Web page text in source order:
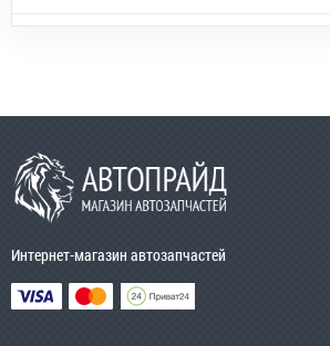
Интернет-магазин автозапчастей